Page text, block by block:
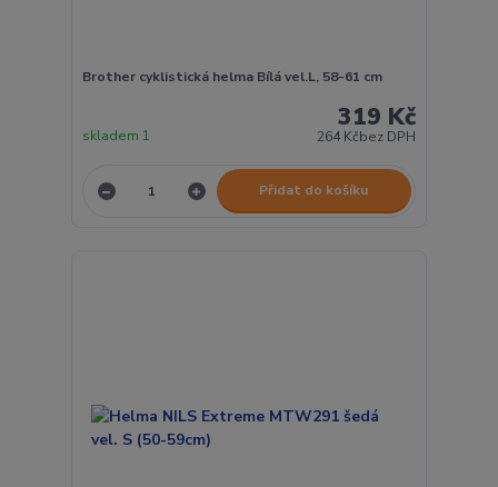
Brother cyklistická helma Bílá vel.L, 58-61 cm
319 Kč
264 Kčbez DPH
skladem 1
Přidat do košíku